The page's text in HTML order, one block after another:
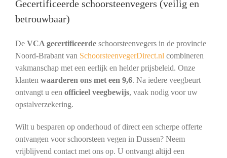
Gecertificeerde schoorsteenvegers (veilig en
betrouwbaar)
De VCA gecertificeerdeschoorsteenvegers in de provincie
Noord-Brabant van SchoorsteenvegerDirect.nl combineren
vakmanschap met een eerlijk en helder prijsbeleid. Onze
klanten waarderen ons met een 9,6. Na iedere veegbeurt
ontvangt u een officieel veegbewijs, vaak nodig voor uw
opstalverzekering.
Wilt u besparen op onderhoud of direct een scherpe offerte
ontvangen voor schoorsteen vegen in Dussen? Neem
vrijblijvend contact met ons op. U ontvangt altijd een